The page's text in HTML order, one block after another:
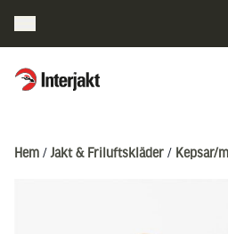
Interjakt SE
Hem / Jakt & Friluftskläder / Kepsar/